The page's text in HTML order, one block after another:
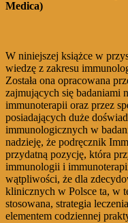
Medica)
W niniejszej książce w
wiedzę z zakresu
Została ona opracowana
zajmujących się badaniami
immunoterapii oraz przez
posiadających duże
immunologicznych w
nadzieję, że podręcznik
przydatną pozycję, która
immunologii i
wątpliwości, że dla
klinicznych w Polsce ta, w
stosowana, strategia
elementem codziennej